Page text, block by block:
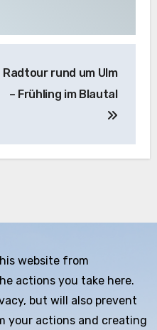
Radtour rund um Ulm
– Frühling im Blautal
website from
actions you take here.
but will also prevent
your actions and creating